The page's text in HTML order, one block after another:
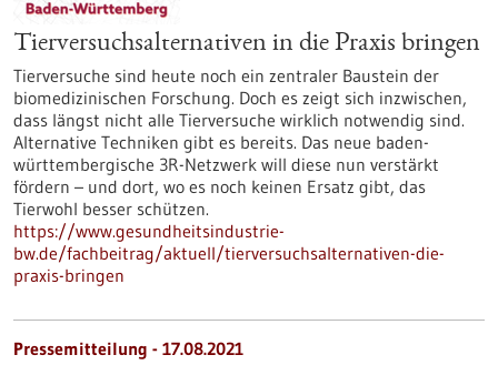
Tierversuchsalternativen in die Praxis bringen
Tierversuche sind heute noch ein zentraler Baustein der
biomedizinischen Forschung. Doch es zeigt sich inzwischen,
dass längst nicht alle Tierversuche wirklich notwendig sind.
Alternative Techniken gibt es bereits. Das neue baden-
württembergische 3R-Netzwerk will diese nun verstärkt
fördern – und dort, wo es noch keinen Ersatz gibt, das
Tierwohl besser schützen.
https://www.gesundheitsindustrie-
bw.de/fachbeitrag/aktuell/tierversuchsalternativen-die-
praxis-bringen
Pressemitteilung - 17.08.2021